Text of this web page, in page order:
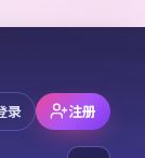
录 注册